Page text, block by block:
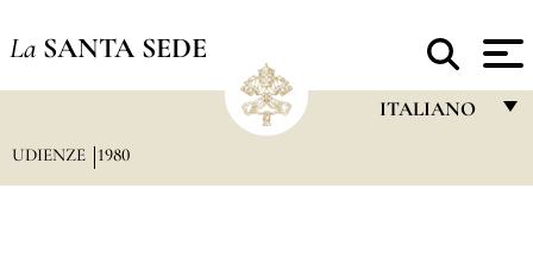
La SANTA SEDE
ITALIANO
UDIENZE 1980